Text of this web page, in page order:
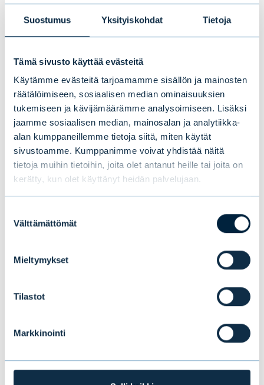
Suostumus Yksityiskohdat Tietoja
Tämä sivusto käyttää evästeitä
Käytämme evästeitä tarjoamamme sisällön ja mainosten
räätälöimiseen, sosiaalisen median ominaisuuksien
tukemiseen ja kävijämäärämme analysoimiseen. Lisäksi
jaamme sosiaalisen median, mainosalan ja analytiikka-
alan kumppaneillemme tietoja siitä, miten käytät
sivustoamme. Kumppanimme voivat yhdistää näitä
tietoja muihin tietoihin, joita olet antanut heille tai joita on
kerätty, kun olet käyttänyt heidän palvelujaan.
valinta
Välttämättömät
Mieltymykset
Tilastot
Markkinointi
huomioi tämän, kun taas portfolioteoria
olettaa korrelaatioiden pysyvän vakiona.
käytettävissäsi – ilmaiseksi.
Juhana Jatila
apulaisjohtaja, Evli Oyj
juhana.jatila@evli.com
Tämä saattaa myös
kiinnostaa sinua